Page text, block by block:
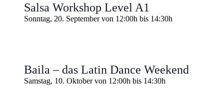
Salsa Workshop Level A1
Sonntag, 20. September von 12:00h bis 14:30h
Baila – das Latin Dance Weekend
Samstag, 10. Oktober von 12:00h bis 14:30h